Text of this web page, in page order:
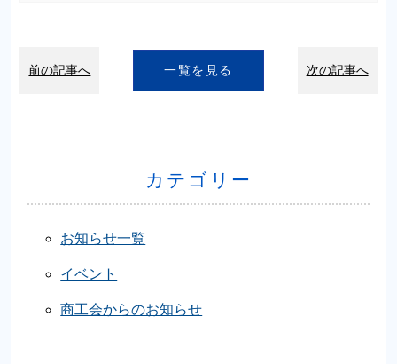
前の記事へ 一覧を見る 次の記事へ
カテゴリー
お知らせ一覧
イベント
商工会からのお知らせ